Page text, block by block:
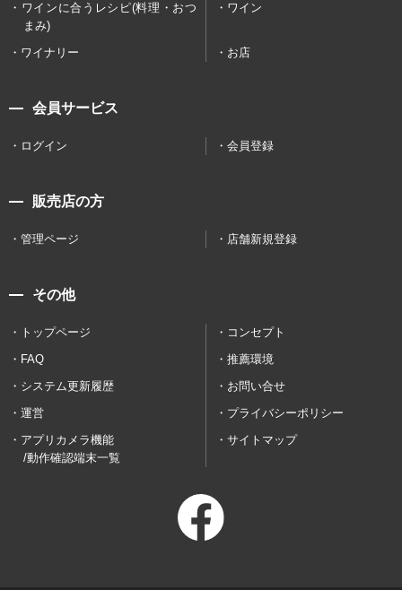
ワインに合うレシピ(料理・おつ
まみ)
ワイン
ワイナリー お店
会員サービス
ログイン 会員登録
販売店の方
管理ページ 店舗新規登録
その他
トップページ
コンセプト
FAQ
推薦環境
システム更新履歴
お問い合せ
運営
プライバシーポリシー
アプリカメラ機能
/動作確認端末一覧
サイトマップ